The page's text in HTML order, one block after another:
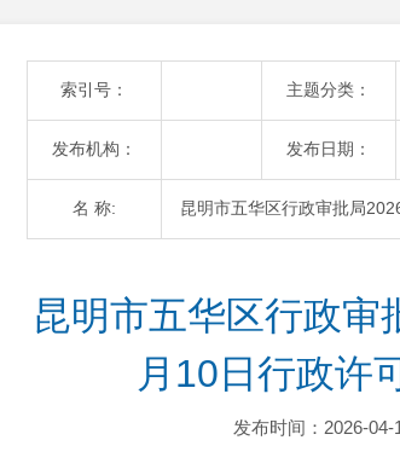
索引号： 主题分类：
发布机构： 发布日期：
名 称: 昆明市五华区行政审批局
昆明市五华区行政审
月10日行政许
发布时间：2026-04-